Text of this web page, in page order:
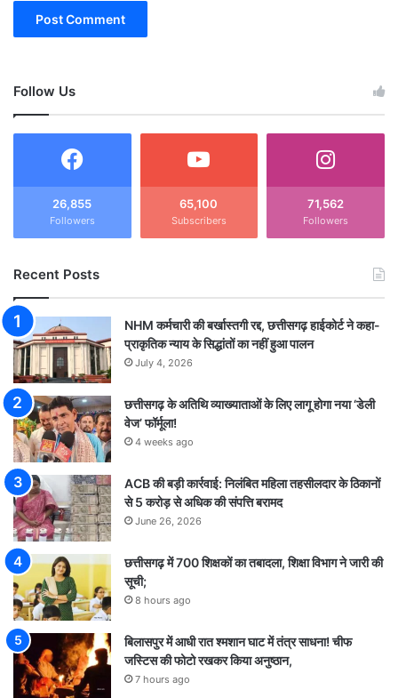
Follow Us
26,855
Followers
65,100
Subscribers
71,562
Followers
Recent Posts
NHM कर्मचारी की बर्खास्तगी रद्द, छत्तीसगढ़ हाईकोर्ट ने कहा-
प्राकृतिक न्याय के सिद्धांतों का नहीं हुआ पालन
July 4, 2026
छत्तीसगढ़ के अतिथि व्याख्याताओं के लिए लागू होगा नया ‘डेली
वेज’ फॉर्मूला!
4 weeks ago
ACB की बड़ी कार्रवाई: निलंबित महिला तहसीलदार के ठिकानों
से 5 करोड़ से अधिक की संपत्ति बरामद
June 26, 2026
छत्तीसगढ़ में 700 शिक्षकों का तबादला, शिक्षा विभाग ने जारी की
सूची;
8 hours ago
बिलासपुर में आधी रात श्मशान घाट में तंत्र साधना! चीफ
जस्टिस की फोटो रखकर किया अनुष्ठान,
7 hours ago